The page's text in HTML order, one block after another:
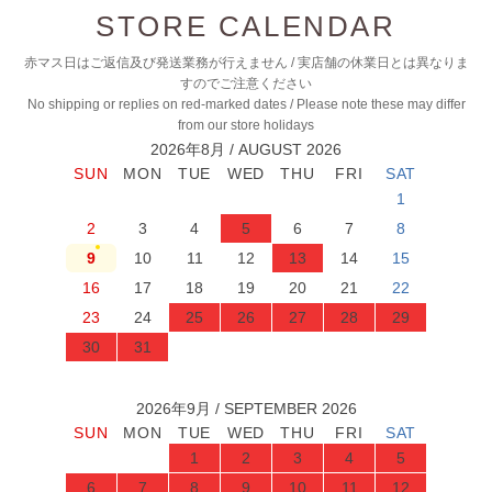
STORE CALENDAR
赤マス日はご返信及び発送業務が行えません / 実店舗の休業日とは異なりま
すのでご注意ください
No shipping or replies on red-marked dates / Please note these may differ
from our store holidays
2026年8月 / AUGUST 2026
1
2
3 4 5 6 7
8
9
10 11 12 13 14
15
16
17 18 19 20 21
22
23
24 25 26 27 28
29
30
31
2026年9月 / SEPTEMBER 2026
1 2 3 4
5
6
7 8 9 10 11 12